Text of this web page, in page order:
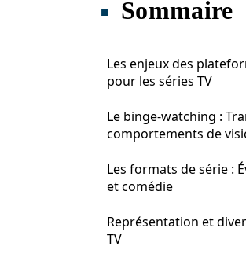
Sommaire
Les enjeux des
pour les séries TV
Le binge-watching :
comportements de
Les formats de série :
et comédie
Représentation et
TV